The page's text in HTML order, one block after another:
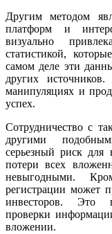
Другим методом
платформ и
визуально
статистикой,
самом деле эти
других
манипуляциях и
успех.
Сотрудничество с
другими
серьезный риск для
потери всех
невыгодными.
регистрации может
инвесторов. Это
проверки
вложении.